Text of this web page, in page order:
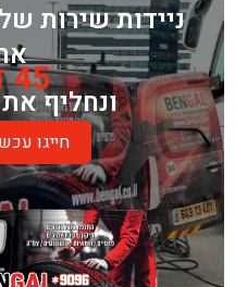
ניידות שירות
45 דקותונחליף
*חייגו עכשיו: